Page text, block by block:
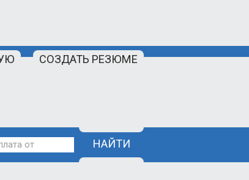
СОЗДАТЬ РЕЗЮМЕ
от НАЙТИ